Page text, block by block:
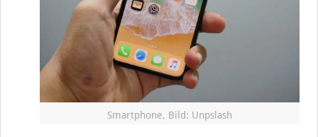
Smartphone, Bild: Unpslash